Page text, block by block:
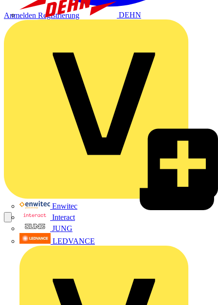
DEHN
Enwitec
Interact
JUNG
LEDVANCE
Anmelden Registrierung